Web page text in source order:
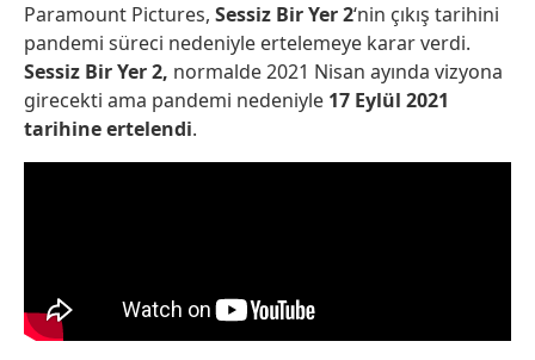
Paramount Pictures, Sessiz Bir Yer 2‘nin çıkış tarihini
pandemi süreci nedeniyle ertelemeye karar verdi.
Sessiz Bir Yer 2, normalde 2021 Nisan ayında vizyona
girecekti ama pandemi nedeniyle 17 Eylül 2021
tarihine ertelendi.